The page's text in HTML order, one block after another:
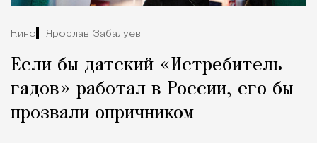
Кино Ярослав Забалуев
Если бы датский «Истребитель
гадов» работал в России, его бы
прозвали опричником